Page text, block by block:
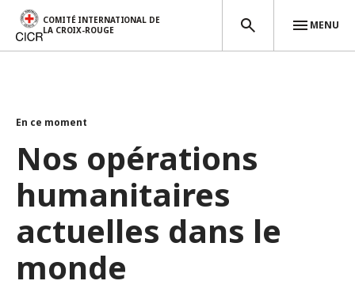
Aller au contenu principal
COMITÉ INTERNATIONAL DE
LA CROIX-ROUGE
MENU
En ce moment
Nos opérations
humanitaires
actuelles dans le
monde